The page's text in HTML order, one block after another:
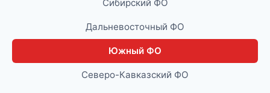
Сибирский ФО
Дальневосточный ФО
Южный ФО
Северо-Кавказский ФО